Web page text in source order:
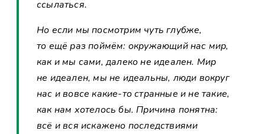
ссылаться.
Но если мы посмотрим чуть глубже,
то ещё раз поймём: окружающий нас мир,
как и мы сами, далеко не идеален. Мир
не идеален, мы не идеальны, люди вокруг
нас и вовсе какие-то странные и не такие,
как нам хотелось бы. Причина понятна:
всё и вся искажено последствиями